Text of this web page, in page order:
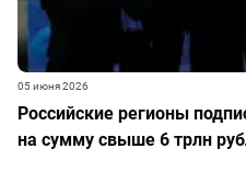
Российские регионы
на сумму свыше 6 трлн
05 июня 2026